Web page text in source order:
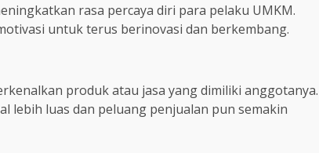
rasa percaya diri para pelaku UMKM.
untuk terus berinovasi dan berkembang.
produk atau jasa yang dimiliki anggotanya.
lebih luas dan peluang penjualan pun semakin